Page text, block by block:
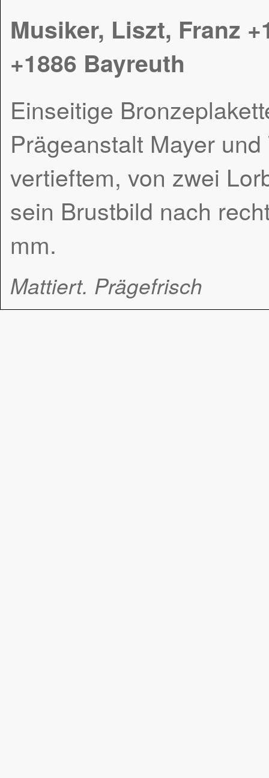
Musiker, Liszt, Franz
+1886 Bayreuth
Einseitige
Prägeanstalt Mayer
vertieftem, von zwei
sein Brustbild nach
mm.
Mattiert. Prägefrisch